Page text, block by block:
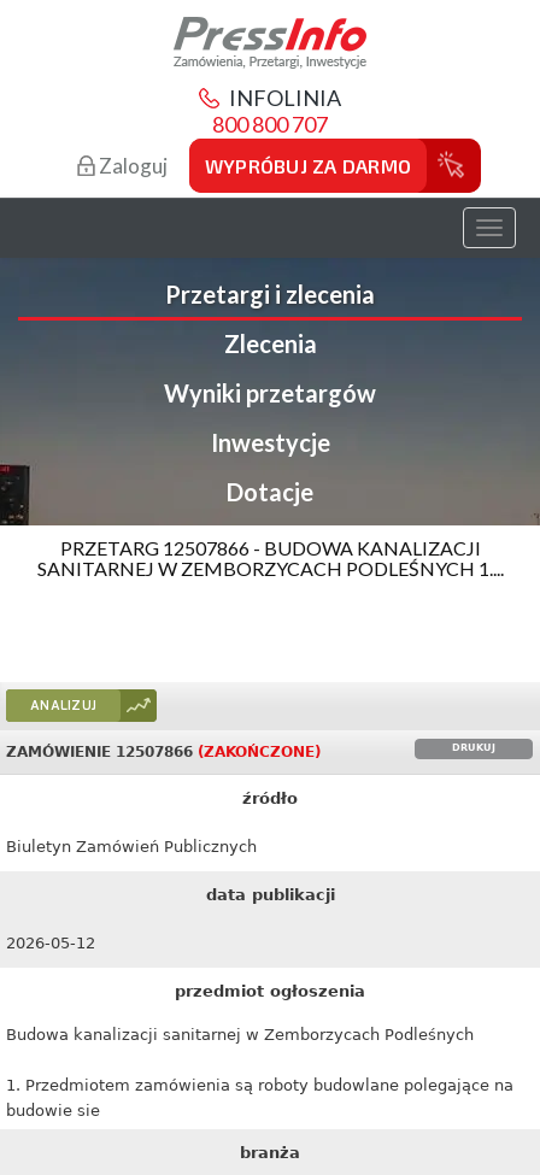
INFOLINIA
800 800 707
Zaloguj WYPRÓBUJ ZA DARMO
Toggle
Przetargi i zlecenia
Zlecenia
Wyniki przetargów
Inwestycje
Dotacje
PRZETARG 12507866 - BUDOWA KANALIZACJI
SANITARNEJ W ZEMBORZYCACH PODLEŚNYCH 1....
ANALIZUJ
DRUKUJ
ZAMÓWIENIE 12507866 (ZAKOŃCZONE)
źródło
Biuletyn Zamówień Publicznych
data publikacji
2026-05-12
przedmiot ogłoszenia
Budowa kanalizacji sanitarnej w Zemborzycach Podleśnych
1. Przedmiotem zamówienia są roboty budowlane polegające na
budowie sie
branża